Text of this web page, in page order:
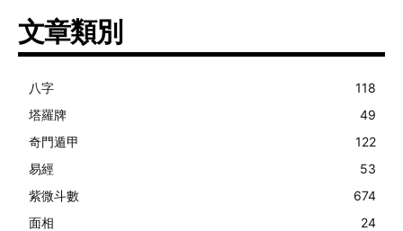
文章類別
八字
118
塔羅牌
49
奇門遁甲
122
易經
53
紫微斗數
674
面相
24